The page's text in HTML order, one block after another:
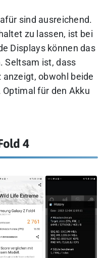
sind ausreichend.
zu lassen, ist bei
Displays können das
Seltsam ist, dass
anzeigt, obwohl beide
Optimal für den Akku
4